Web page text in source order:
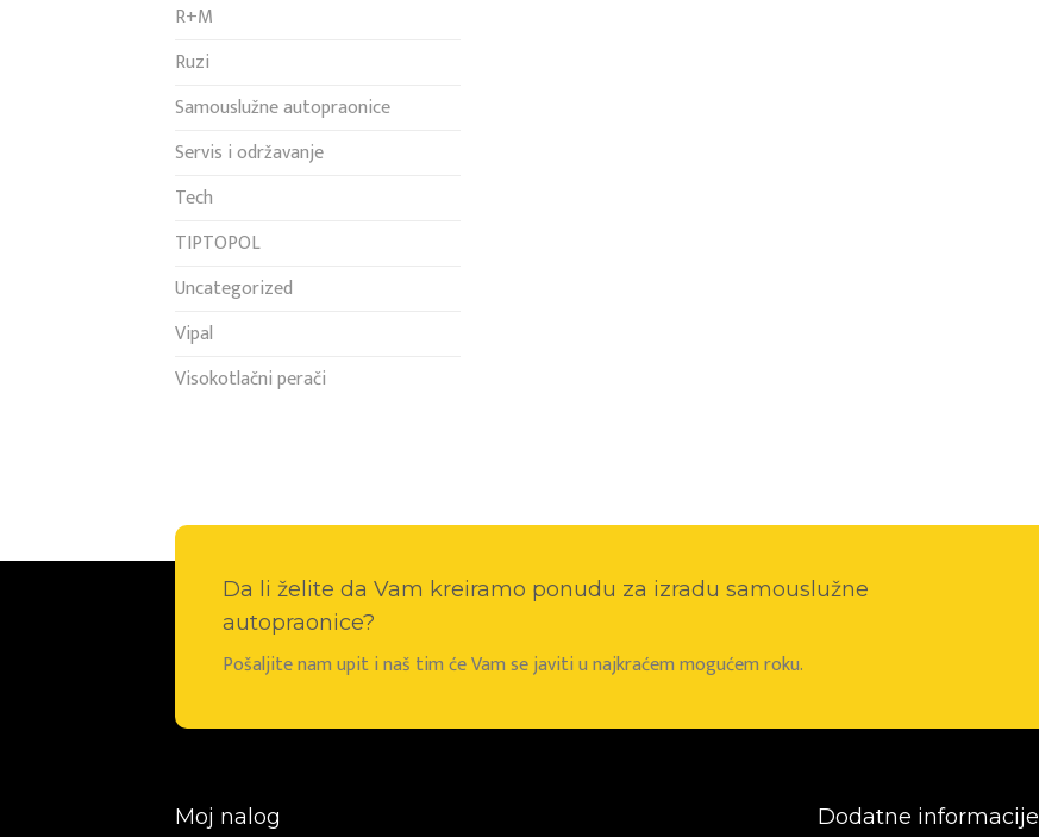
R+M
Ruzi
Samouslužne autopraonice
Servis i održavanje
Tech
TIPTOPOL
Uncategorized
Vipal
Visokotlačni perači
Da li želite da Vam kreiramo ponudu za izradu samouslužne
autopraonice?
Pošaljite nam upit i naš tim će Vam se javiti u najkraćem mogućem roku.
Moj nalog Dodatne informacije